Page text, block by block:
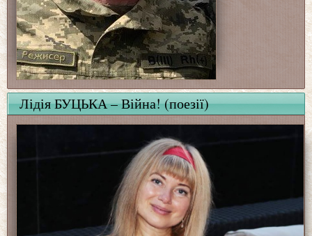
Лідія БУЦЬКА – Війна! (поезії)